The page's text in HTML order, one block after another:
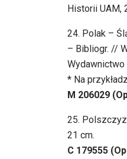
Historii UAM,
24. Polak –
– Bibliogr. //
Wydawnictwo
* Na
M 206029
25.
21 cm.
C 179555